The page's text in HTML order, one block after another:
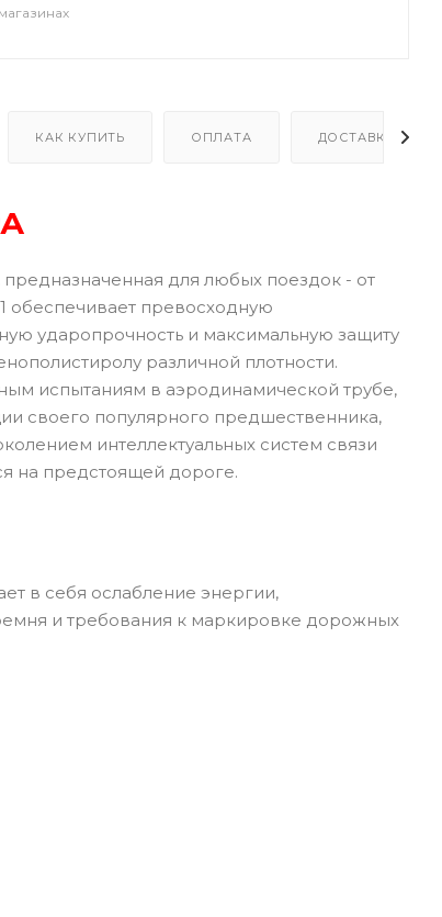
КАК КУПИТЬ ОПЛАТА ДОСТАВКА
для любых поездок - от
обеспечивает превосходную
ударопрочность и максимальную защиту
различной плотности.
испытаниям в аэродинамической трубе,
своего популярного предшественника,
интеллектуальных систем связи
на предстоящей дороге.
в себя ослабление энергии,
и требования к маркировке дорожных